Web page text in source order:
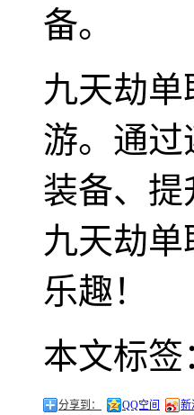
备。
九天劫
游。通
装备、
九天劫
乐趣！
本文标签
分享到： QQ空间 新